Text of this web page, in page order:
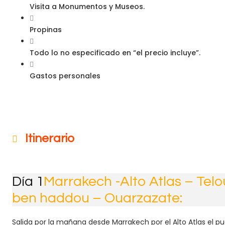
Visita a Monumentos y Museos.
Propinas
Todo lo no especificado en “el precio incluye”.
Gastos personales
Itinerario
Día 1 Marrakech -Alto Atlas –
ben haddou – Ouarzazate:
Salida por la mañana desde Marrakech por el Alto Atlas el